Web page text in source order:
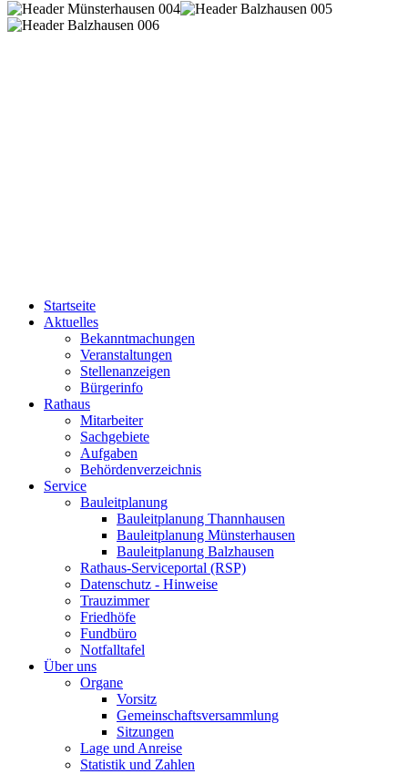
Startseite
Aktuelles
Bekanntmachungen
Veranstaltungen
Stellenanzeigen
Bürgerinfo
Rathaus
Mitarbeiter
Sachgebiete
Aufgaben
Behördenverzeichnis
Service
Bauleitplanung
Bauleitplanung Thannhausen
Bauleitplanung Münsterhausen
Bauleitplanung Balzhausen
Rathaus-Serviceportal (RSP)
Datenschutz - Hinweise
Trauzimmer
Friedhöfe
Fundbüro
Notfalltafel
Über uns
Organe
Vorsitz
Gemeinschaftsversammlung
Sitzungen
Lage und Anreise
Statistik und Zahlen